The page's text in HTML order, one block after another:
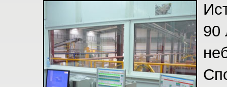
90